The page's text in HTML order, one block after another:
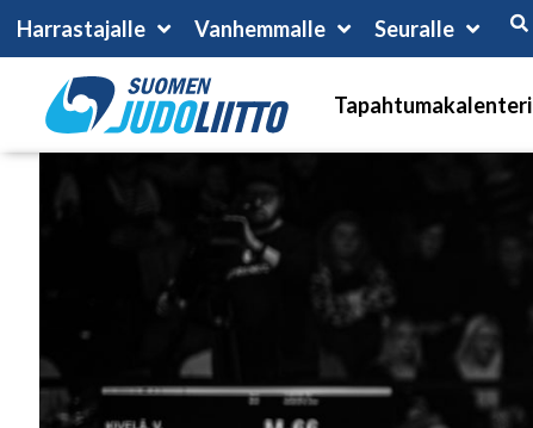
Harrastajalle Vanhemmalle Seuralle
Tapahtumakalenteri